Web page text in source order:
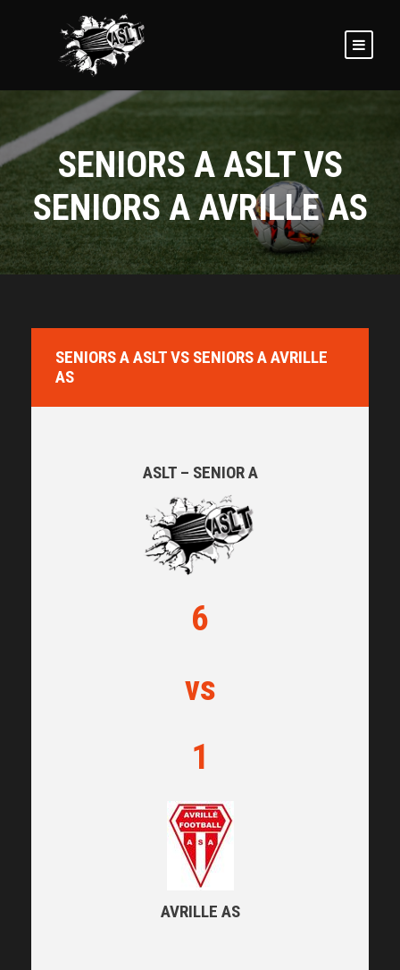
SENIORS A ASLT VS
SENIORS A AVRILLE AS
SENIORS A ASLT VS SENIORS A AVRILLE
AS
ASLT – SENIOR A
6
vs
1
AVRILLE AS